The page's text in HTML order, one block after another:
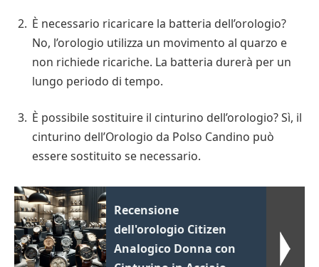
È necessario ricaricare la batteria dell’orologio?
No, l’orologio utilizza un movimento al quarzo e
non richiede ricariche. La batteria durerà per un
lungo periodo di tempo.
È possibile sostituire il cinturino dell’orologio? Sì, il
cinturino dell’Orologio da Polso Candino può
essere sostituito se necessario.
Recensione
dell'orologio Citizen
Analogico Donna con